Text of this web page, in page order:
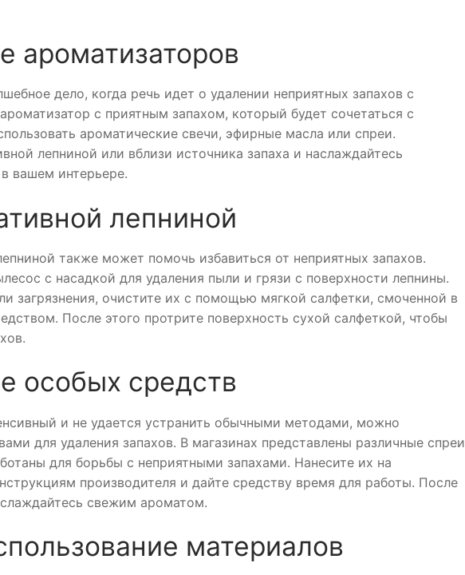
ароматизаторов
дело, когда речь идет о удалении неприятных запахов с
с приятным запахом, который будет сочетаться с
ароматические свечи, эфирные масла или спреи.
лепниной или вблизи источника запаха и наслаждайтесь
вашем интерьере.
лепниной
также может помочь избавиться от неприятных запахов.
с насадкой для удаления пыли и грязи с поверхности лепнины.
загрязнения, очистите их с помощью мягкой салфетки, смоченной в
После этого протрите поверхность сухой салфеткой, чтобы
особых средств
и не удается устранить обычными методами, можно
для удаления запахов. В магазинах представлены различные спреи
для борьбы с неприятными запахами. Нанесите их на
производителя и дайте средству время для работы. После
свежим ароматом.
материалов